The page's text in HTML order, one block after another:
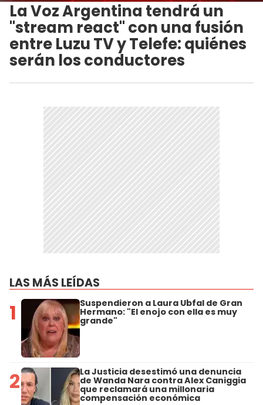
La Voz Argentina tendrá un
"stream react" con una fusión
entre Luzu TV y Telefe: quiénes
serán los conductores
LAS MÁS LEÍDAS
1 Suspendieron a Laura Ubfal de Gran
Hermano: "El enojo con ella es muy
grande"
2 La Justicia desestimó una denuncia
de Wanda Nara contra Alex Caniggia
que reclamará una millonaria
compensación económica